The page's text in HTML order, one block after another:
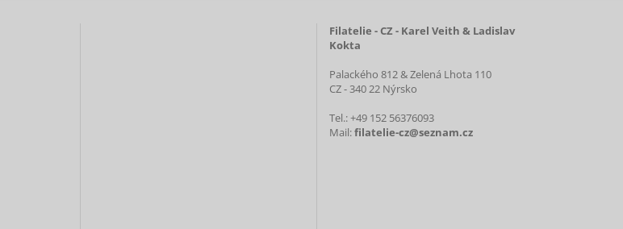
Filatelie - CZ - Karel Veith & Ladislav
Kokta
Palackého 812 & Zelená Lhota 110
CZ - 340 22 Nýrsko
Tel.: +49 152 56376093
Mail:filatelie-cz@seznam.cz